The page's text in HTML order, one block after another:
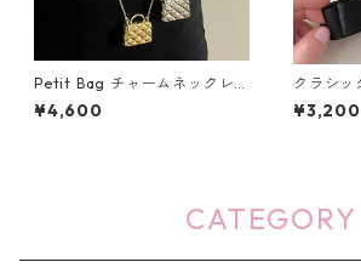
Petit Bag チャームネックレ
ス（ゴールド・シルバー）：6
55
¥4,600
クラシッ
ナナクリ
¥3,200
CATEGORY